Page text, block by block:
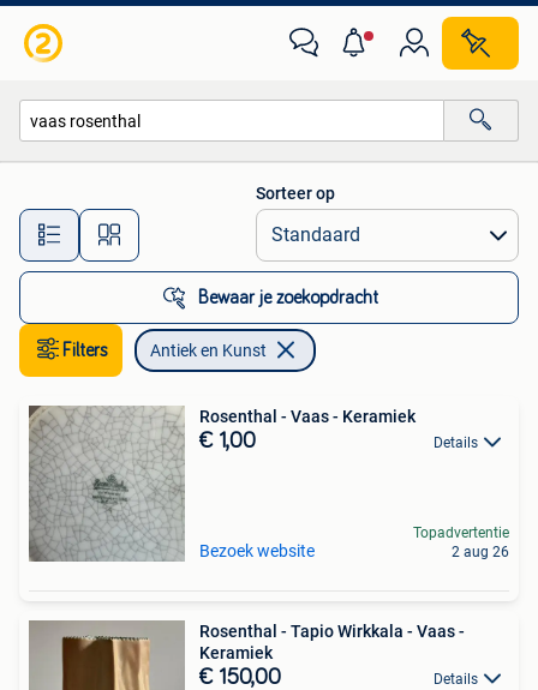
Alle afstanden…
Sorteer op
Bewaar je zoekopdracht
Filters Antiek en Kunst
Rosenthal - Vaas - Keramiek
€ 1,00 Details
Bezoek website
Topadvertentie
2 aug 26
Rosenthal - Tapio Wirkkala - Vaas -
Keramiek
€ 150,00 Details